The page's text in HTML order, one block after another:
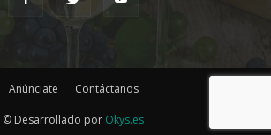
Anúnciate Contáctanos
© Desarrollado por Okys.es